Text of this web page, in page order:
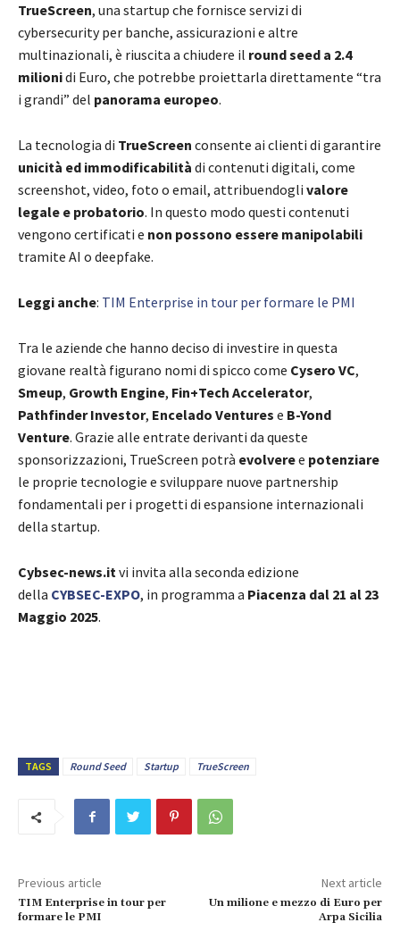
TrueScreen, una startup che fornisce servizi di
cybersecurity per banche, assicurazioni e altre
multinazionali, è riuscita a chiudere il round seed a 2.4
milionidi Euro, che potrebbe proiettarla direttamente “tra
i grandi” del panorama europeo.
La tecnologia di TrueScreen consente ai clienti di garantire
unicità ed immodificabilità di contenuti digitali, come
screenshot, video, foto o email, attribuendogli valore
legale e probatorio. In questo modo questi contenuti
vengono certificati e non possono essere manipolabili
tramite AI o deepfake.
Leggi anche: TIM Enterprise in tour per formare le PMI
Tra le aziende che hanno deciso di investire in questa
giovane realtà figurano nomi di spicco come Cysero VC,
Smeup, Growth Engine, Fin+Tech Accelerator,
Pathfinder Investor, Encelado Ventures e B-Yond
Venture. Grazie alle entrate derivanti da queste
sponsorizzazioni, TrueScreen potrà evolveree potenziare
le proprie tecnologie e sviluppare nuove partnership
fondamentali per i progetti di espansione internazionali
della startup.
Cybsec-news.itvi invita alla seconda edizione
della CYBSEC-EXPO, in programma a Piacenza dal 21 al 23
Maggio 2025.
TAGS Round Seed Startup TrueScreen
Previous article
TIM Enterprise in tour per
formare le PMI
Next article
Un milione e mezzo di Euro per
Arpa Sicilia